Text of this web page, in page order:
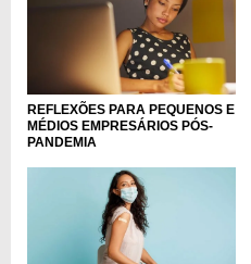
REFLEXÕES PARA PEQUENOS E
MÉDIOS EMPRESÁRIOS PÓS-
PANDEMIA